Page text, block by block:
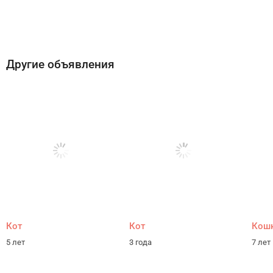
Другие объявления
Кот
5 лет
Кот
3 года 7 лет